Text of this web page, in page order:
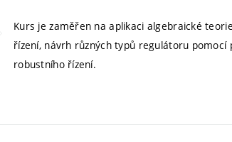
Kurs je zaměřen na aplikaci algebraické
řízení, návrh různých typů regulátoru
robustního řízení.